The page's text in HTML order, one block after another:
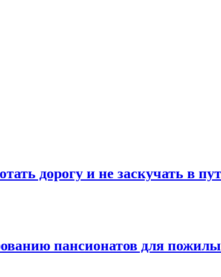
дорогу и не заскучать в
пансионатов для